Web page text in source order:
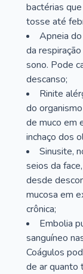
bactérias
tosse até
Apneia
da
sono. Pode
descanso;
Rinite
do
de muco em
inchaço dos
Sinusite,
seios da
desde
mucosa em
crônica;
Embolia
sanguíneo
Coágulos
de ar quanto